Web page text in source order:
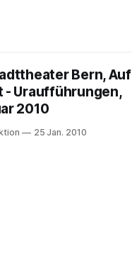
Bern, Auf
- Uraufführungen,
2010
25 Jan. 2010